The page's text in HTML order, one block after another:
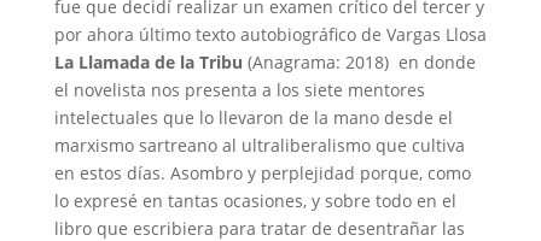
fue que decidí realizar un examen crítico del tercer y
por ahora último texto autobiográfico de Vargas Llosa
La Llamada de la Tribu (Anagrama: 2018) en donde
el novelista nos presenta a los siete mentores
intelectuales que lo llevaron de la mano desde el
marxismo sartreano al ultraliberalismo que cultiva
en estos días. Asombro y perplejidad porque, como
lo expresé en tantas ocasiones, y sobre todo en el
libro que escribiera para tratar de desentrañar las